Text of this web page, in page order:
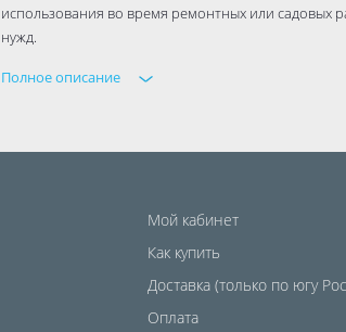
использования во время ремонтных или садовых
нужд.
Усиленная толщина стенок обеспечивает
хранения. Изделие доступно в нескольких
Полное описание
Мой кабинет
Как купить
Доставка (только по югу
Оплата